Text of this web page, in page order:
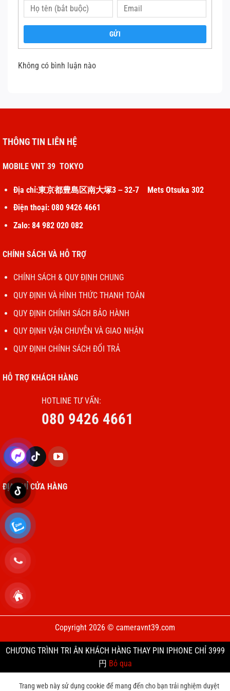
Pro bị nứt, bị phồng,….Khi gặp tình trạng này cần ngưng
sử dụng và thay pin ngay vì pin bị phồng rộp có thể dễ
Thay pin iphone 13 Pro
GỬI
Không có bình luận nào
THÔNG TIN LIÊN HỆ
MOBILE VNT 39 TOKYO
Địa chỉ:東京都豊島区南大塚3－32‐7 Mets Otsuka 302
Điện thoại: 080 9426 4661
Zalo: 84 982 020 082
CHÍNH SÁCH VÀ HỖ TRỢ
CHÍNH SÁCH & QUY ĐỊNH CHUNG
QUY ĐỊNH VÀ HÌNH THỨC THANH TOÁN
QUY ĐỊNH CHÍNH SÁCH BẢO HÀNH
QUY ĐỊNH VẬN CHUYỄN VÀ GIAO NHẬN
QUY ĐỊNH CHÍNH SÁCH ĐỔI TRẢ
HỖ TRỢ KHÁCH HÀNG
HOTLINE TƯ VẤN:
080 9426 4661
ĐỊA CHỈ CỬA HÀNG
Copyright 2026 © cameravnt39.com
CHƯƠNG TRÌNH TRI ÂN KHÁCH HÀNG THAY PIN IPHONE CHỈ 3999
円 Bỏ qua
Trang web này sử dụng cookie để mang đến cho bạn trải nghiệm duyệt